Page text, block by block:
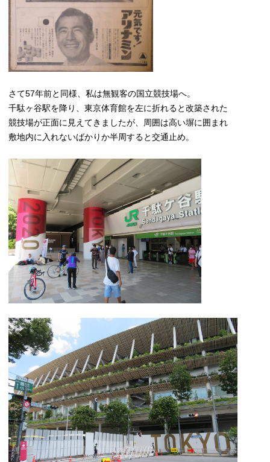
さて57年前と同様、私は無観客の国立競技場へ。
千駄ヶ谷駅を降り、東京体育館を左に折れると改築された
競技場が正面に見えてきましたが、周囲は高い塀に囲まれ
敷地内に入れないばかりか半周すると交通止め。